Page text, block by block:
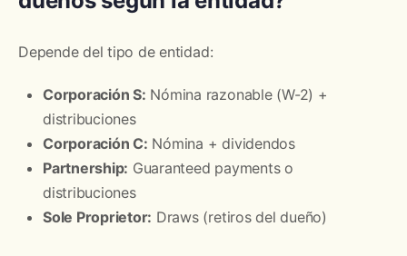
Depende del tipo de entidad:
Corporación S: Nómina razonable (W-2) +
distribuciones
Corporación C: Nómina + dividendos
Partnership: Guaranteed payments o
distribuciones
Sole Proprietor: Draws (retiros del dueño)